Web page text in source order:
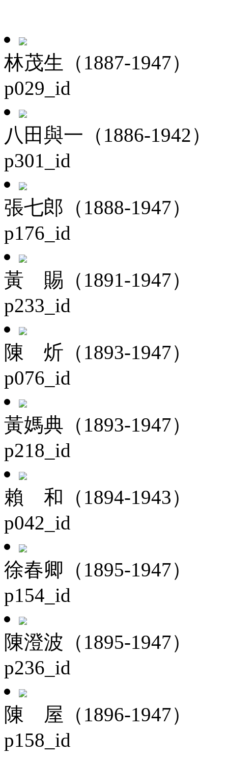
林茂生（1887-1947）
p029_id
八田與一（1886-1942）
p301_id
張七郎（1888-1947）
p176_id
黃 賜（1891-1947）
p233_id
陳 炘（1893-1947）
p076_id
黃媽典（1893-1947）
p218_id
賴 和（1894-1943）
p042_id
徐春卿（1895-1947）
p154_id
陳澄波（1895-1947）
p236_id
陳 屋（1896-1947）
p158_id